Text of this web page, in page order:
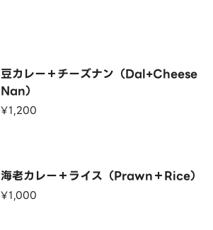
豆カレー＋チーズナン（Dal+Cheese
Nan）
¥1,200
海老カレー＋ライス（Prawn＋Rice）
¥1,000